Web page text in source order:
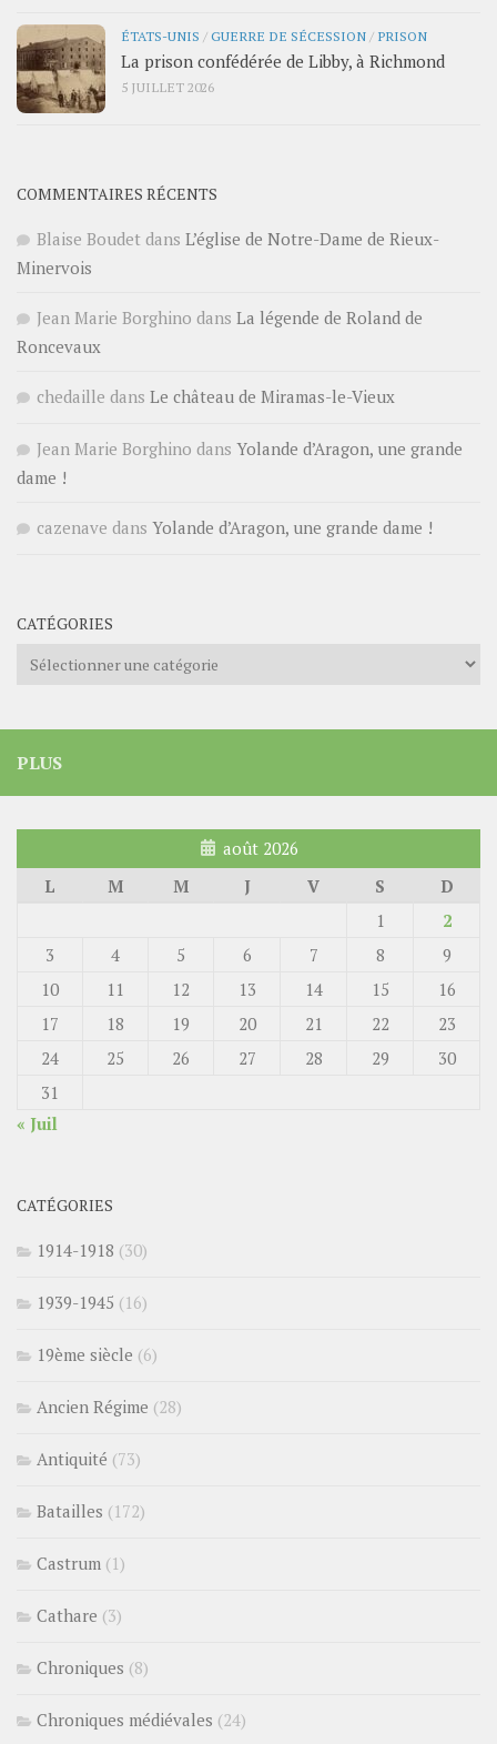
ÉTATS-UNIS /GUERRE DE SÉCESSION/ PRISON
La prison confédérée de Libby, à Richmond
5 JUILLET 2026
COMMENTAIRES RÉCENTS
Blaise Boudet dans L’église de Notre-Dame de Rieux-
Minervois
Jean Marie Borghino dans La légende de Roland de
Roncevaux
chedaille dans Le château de Miramas-le-Vieux
Jean Marie Borghino dans Yolande d’Aragon, une grande
dame !
cazenave dans Yolande d’Aragon, une grande dame !
CATÉGORIES
Catégories
PLUS
août 2026
L
M M J V S
D
1
2
3
4 5 6 7 8
9
10
11 12 13 14 15
16
17
18 19 20 21 22
23
24
25 26 27 28 29
30
31
« Juil
CATÉGORIES
1914-1918 (30)
1939-1945 (16)
19ème siècle (6)
Ancien Régime (28)
Antiquité (73)
Batailles (172)
Castrum (1)
Cathare (3)
Chroniques (8)
Chroniques médiévales (24)